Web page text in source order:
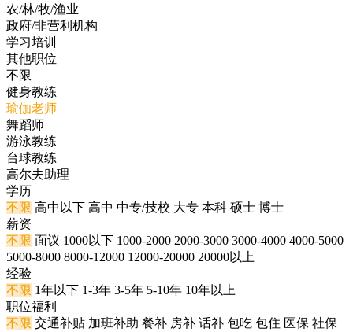
农/林/牧/渔业
政府/非营利机构
学习培训
其他职位
不限
健身教练
瑜伽老师
舞蹈师
游泳教练
台球教练
高尔夫助理
学历
不限 高中以下 高中 中专/技校 大专 本科 硕士 博士
薪资
不限 面议 1000以下 1000-2000 2000-3000 3000-4000 4000-5000
5000-8000 8000-12000 12000-20000 20000以上
经验
不限 1年以下 1-3年 3-5年 5-10年 10年以上
职位福利
不限 交通补贴 加班补助 餐补 房补 话补 包吃 包住 医保 社保